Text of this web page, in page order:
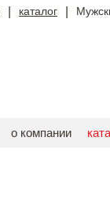
каталог
о компании